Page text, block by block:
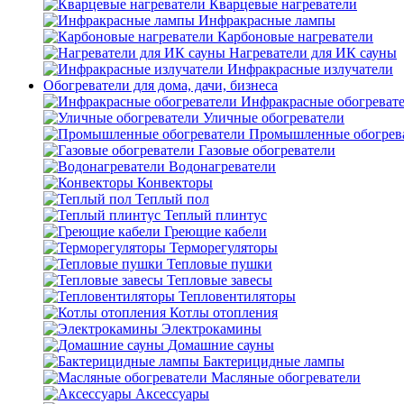
Кварцевые нагреватели
Инфракрасные лампы
Карбоновые нагреватели
Нагреватели для ИК сауны
Инфракрасные излучатели
Обогреватели для дома, дачи, бизнеса
Инфракрасные
Уличные обогреватели
Промышленные
Газовые обогреватели
Водонагреватели
Конвекторы
Теплый пол
Теплый плинтус
Греющие кабели
Терморегуляторы
Тепловые пушки
Тепловые завесы
Тепловентиляторы
Котлы отопления
Электрокамины
Домашние сауны
Бактерицидные лампы
Масляные обогреватели
Аксессуары